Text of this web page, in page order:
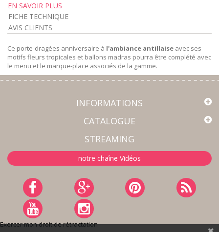
EN SAVOIR PLUS
FICHE TECHNIQUE
AVIS CLIENTS
Ce porte-dragées anniversaire à l'ambiance antillaise avec ses
motifs fleurs tropicales et ballons madras pourra être complété avec
le menu et le marque-place associés de la gamme.
INFORMATIONS
CATALOGUE
STREAMING
notre chaîne Vidéos
Exercer mon droit de rétractation